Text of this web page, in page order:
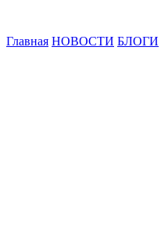
Главная НОВОСТИ БЛОГИ